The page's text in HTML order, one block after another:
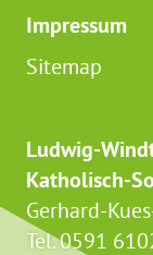
Impressum
Sitemap
Ludwig-
Katholisch-
Gerhard-
Tel. 0591